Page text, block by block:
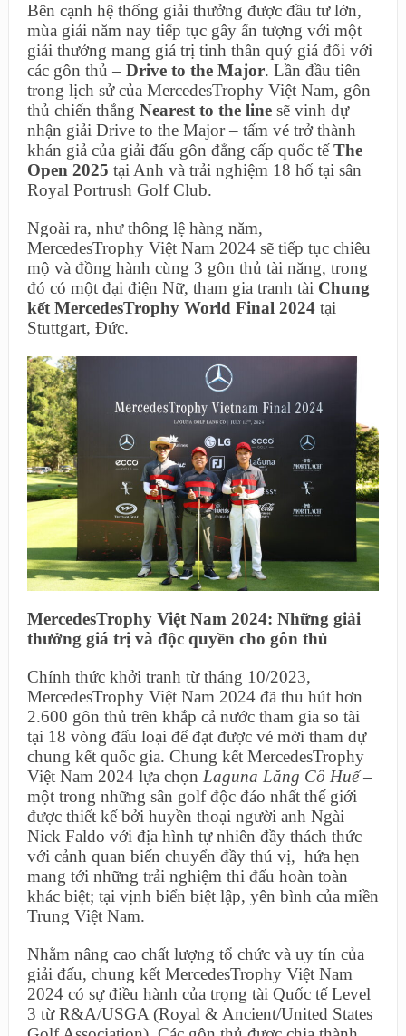
Bên cạnh hệ thống giải thưởng được đầu tư lớn,
mùa giải năm nay tiếp tục gây ấn tượng với một
giải thưởng mang giá trị tinh thần quý giá đối với
các gôn thủ – Drive to the Major. Lần đầu tiên
trong lịch sử của MercedesTrophy Việt Nam, gôn
thủ chiến thắng Nearest to the linesẽ vinh dự
nhận giải Drive to the Major – tấm vé trở thành
khán giả của giải đấu gôn đẳng cấp quốc tếThe
Open 2025 tại Anh và trải nghiệm 18 hố tại sân
Royal Portrush Golf Club.
Ngoài ra, như thông lệ hàng năm,
MercedesTrophy Việt Nam 2024 sẽ tiếp tục chiêu
mộ và đồng hành cùng 3 gôn thủ tài năng, trong
đó có một đại điện Nữ, tham gia tranh tài Chung
kết MercedesTrophy World Final 2024tại
Stuttgart, Đức.
MercedesTrophy Việt Nam 2024: Những giải
thưởng giá trị và độc quyền cho gôn thủ
Chính thức khởi tranh từ tháng 10/2023,
MercedesTrophy Việt Nam 2024 đã thu hút hơn
2.600 gôn thủ trên khắp cả nước tham gia so tài
tại 18 vòng đấu loại để đạt được vé mời tham dự
chung kết quốc gia. Chung kết MercedesTrophy
Việt Nam 2024 lựa chọn Laguna Lăng Cô Huế–
một trong những sân golf độc đáo nhất thế giới
được thiết kế bởi huyền thoại người anh Ngài
Nick Faldo với địa hình tự nhiên đầy thách thức
với cảnh quan biến chuyển đầy thú vị, hứa hẹn
mang tới những trải nghiệm thi đấu hoàn toàn
khác biệt; tại vịnh biển biệt lập, yên bình của miền
Trung Việt Nam.
Nhằm nâng cao chất lượng tổ chức và uy tín của
giải đấu, chung kết MercedesTrophy Việt Nam
2024 có sự điều hành của trọng tài Quốc tế Level
3 từ R&A/USGA (Royal & Ancient/United States